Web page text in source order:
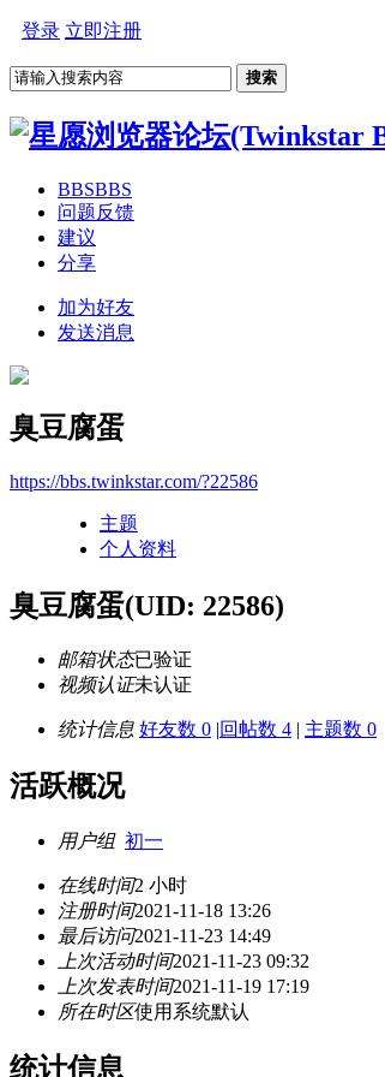
登录 立即注册
搜索
BBSBBS
问题反馈
建议
分享
加为好友
发送消息
臭豆腐蛋
https://bbs.twinkstar.com/?22586
主题
个人资料
臭豆腐蛋(UID: 22586)
邮箱状态已验证
视频认证未认证
统计信息 好友数 0 |回帖数 4 | 主题数 0
活跃概况
用户组 初一
在线时间2 小时
注册时间2021-11-18 13:26
最后访问2021-11-23 14:49
上次活动时间2021-11-23 09:32
上次发表时间2021-11-19 17:19
所在时区使用系统默认
统计信息